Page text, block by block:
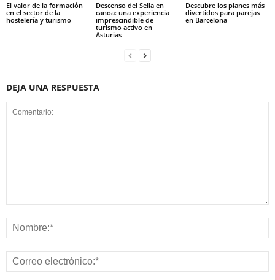
El valor de la formación
en el sector de la
hostelería y turismo
Descenso del Sella en
canoa: una experiencia
imprescindible de
turismo activo en
Asturias
Descubre los planes más
divertidos para parejas
en Barcelona
DEJA UNA RESPUESTA